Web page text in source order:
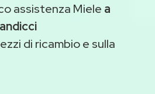
assistenza Miele a
di ricambio e sulla